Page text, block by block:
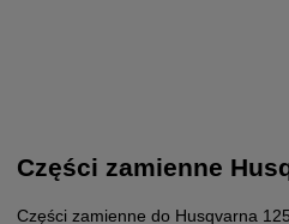
Części zamienne
Części zamienne do Husqvarna